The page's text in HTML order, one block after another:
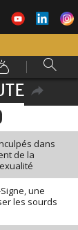
dans
de la
une
les sourds